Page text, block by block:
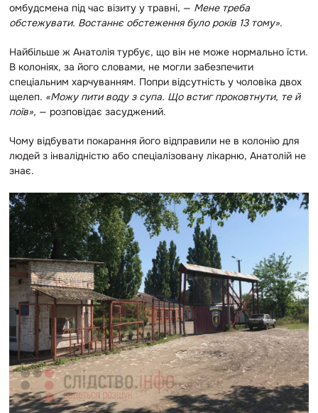
омбудсмена під час візиту у травні, — Мене треба
обстежувати. Востаннє обстеження було років 13 тому».
Найбільше ж Анатолія турбує, що він не може нормально їсти.
В колоніях, за його словами, не могли забезпечити
спеціальним харчуванням. Попри відсутність у чоловіка двох
щелеп. «Можу пити воду з супа. Що встиг проковтнути, те й
поїв», — розповідає засуджений.
Чому відбувати покарання його відправили не в колонію для
людей з інвалідністю або спеціалізовану лікарню, Анатолій не
знає.